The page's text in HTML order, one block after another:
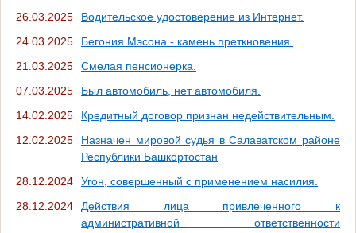
26.03.2025
Водительское удостоверение из Интернет.
24.03.2025
Бегония Мэсона - камень преткновения.
21.03.2025
Смелая пенсионерка.
07.03.2025
Был автомобиль, нет автомобиля.
14.02.2025
Кредитный договор признан недействительным.
12.02.2025
Назначен мировой судья в Салаватском районе
Республики Башкортостан
28.12.2024
Угон, совершенный с применением насилия.
28.12.2024
Действия лица привлеченного к
административной ответственности